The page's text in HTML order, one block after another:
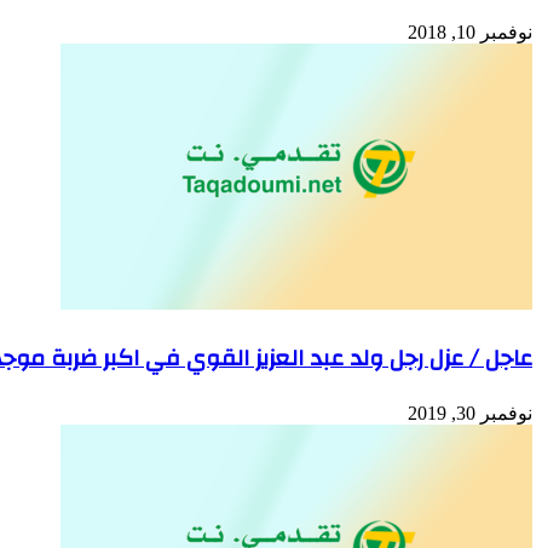
نوفمبر 10, 2018
عاجل / عزل رجل ولد عبد العزيز القوي في اكبر ضربة
نوفمبر 30, 2019